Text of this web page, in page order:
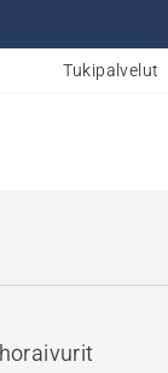
Tukipalvelut